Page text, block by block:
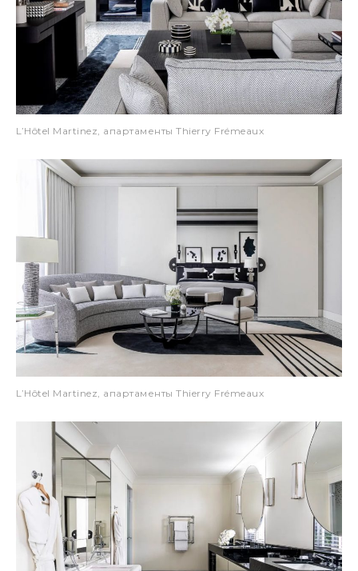
L’Hôtel Martinez, апартаменты Thierry Frémeaux
L’Hôtel Martinez, апартаменты Thierry Frémeaux